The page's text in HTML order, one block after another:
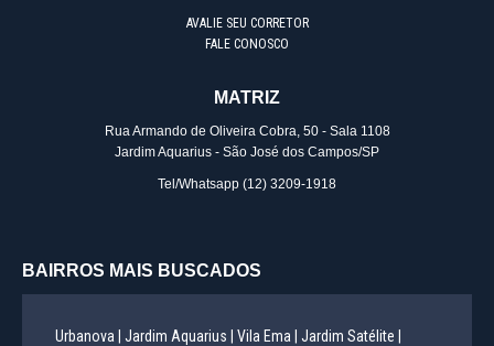
AVALIE SEU CORRETOR
FALE CONOSCO
MATRIZ
Rua Armando de Oliveira Cobra, 50 - Sala 1108
Jardim Aquarius - São José dos Campos/SP
Tel/Whatsapp (12) 3209-1918
BAIRROS MAIS BUSCADOS
Urbanova | Jardim Aquarius | Vila Ema |
Jardim Satélite |